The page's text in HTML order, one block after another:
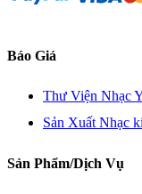
Báo Giá
Thư Viện Nhạc
Sản Xuất Nhạc
Sản Phẩm/Dịch Vụ